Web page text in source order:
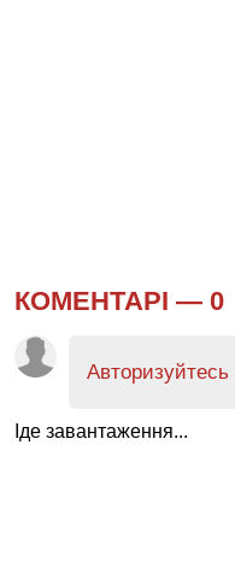
КОМЕНТАРІ — 0
Авторизуйтесь
Іде завантаження...